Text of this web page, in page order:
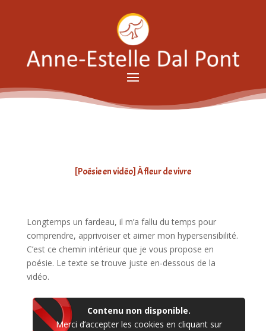
[Poésie en vidéo] À fleur de vivre
Longtemps un fardeau, il m’a fallu du temps pour
comprendre, apprivoiser et aimer mon hypersensibilité.
C’est ce chemin intérieur que je vous propose en
poésie. Le texte se trouve juste en-dessous de la
vidéo.
Contenu non disponible.
Merci d’accepter les cookies en cliquant sur